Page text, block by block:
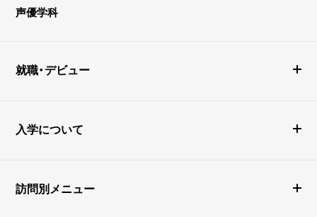
声優学科
就職・デビュー
入学について
訪問別メニュー